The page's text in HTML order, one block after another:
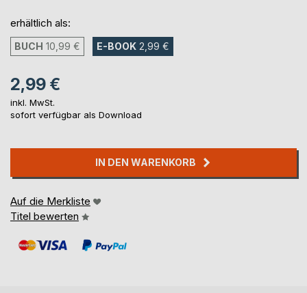
erhältlich als:
BUCH 10,99 € E-BOOK 2,99 €
2,99 €
inkl. MwSt.
sofort verfügbar als Download
IN DEN WARENKORB
Auf die Merkliste
Titel bewerten